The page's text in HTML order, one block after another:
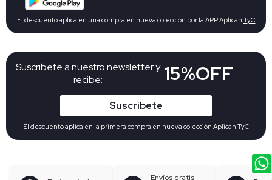
Suscribete a nuestro newsletter y
recibe:
15%OFF
Suscribete
El descuento aplica en la primera compra en nueva colección Aplican TyC
El descuento aplica en una compra en nueva colección por la APP Aplican TyC
Envíos gratis